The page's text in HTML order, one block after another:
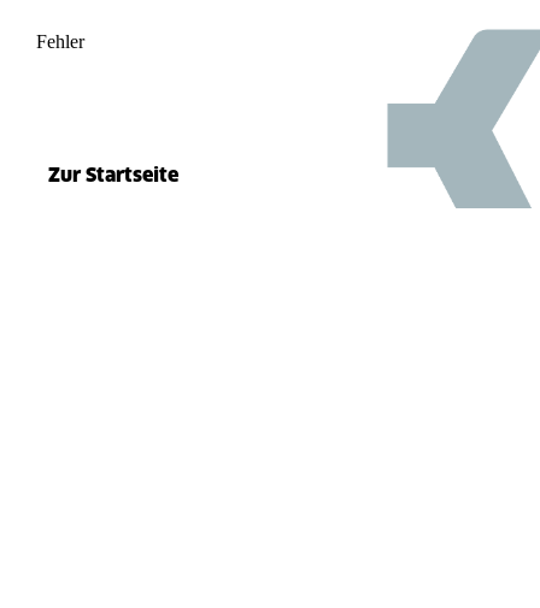
Fehler 500
Zur Startseite